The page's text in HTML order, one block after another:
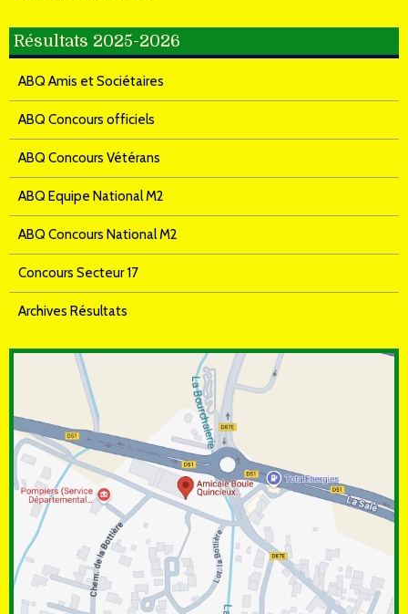
Résultats 2025-2026
ABQ Amis et Sociétaires
ABQ Concours officiels
ABQ Concours Vétérans
ABQ Equipe National M2
ABQ Concours National M2
Concours Secteur 17
Archives Résultats